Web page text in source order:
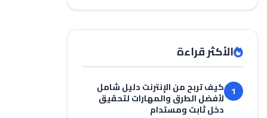
الأكثر قراءة
1 كيف تربح من الإنترنت دليل شامل
لأفضل الطرق والمهارات لتحقيق
دخل ثابت ومستدام